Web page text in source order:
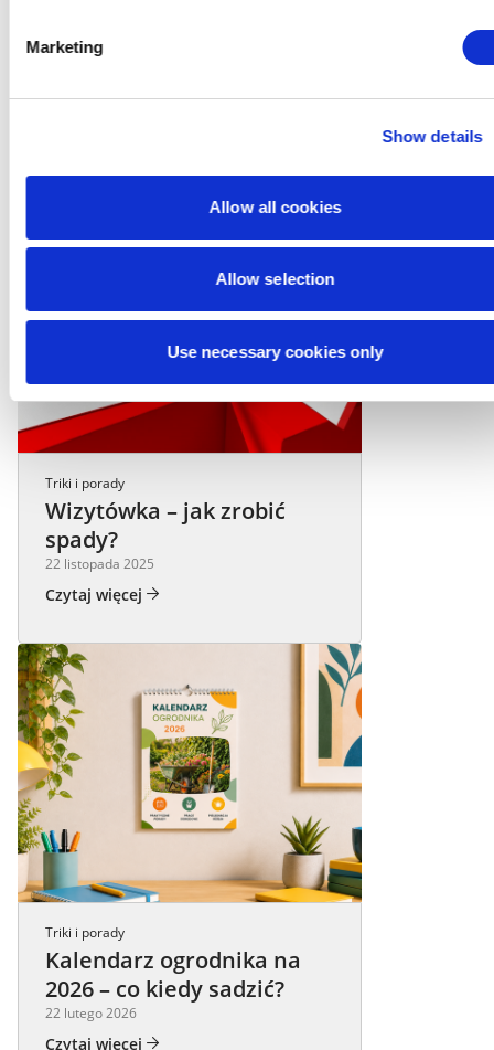
Marketing
Show details
Allow all cookies
Allow selection
Use necessary cookies only
Pozostałe wpisy
Triki i porady
Wizytówka – jak zrobić
spady?
22 listopada 2025
Czytaj więcej
Triki i porady
Kalendarz ogrodnika na
2026 – co kiedy sadzić?
22 lutego 2026
Czytaj więcej